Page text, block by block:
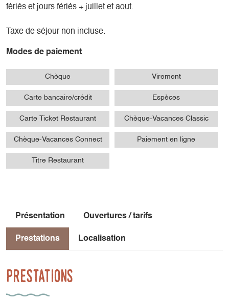
fériés et jours fériés + juillet et aout.
Taxe de séjour non incluse.
Modes de paiement
Chèque Virement
Carte bancaire/crédit Espèces
Carte Ticket Restaurant Chèque-Vacances Classic
Chèque-Vacances Connect Paiement en ligne
Titre Restaurant
Présentation Ouvertures / tarifs
Prestations Localisation
Prestations